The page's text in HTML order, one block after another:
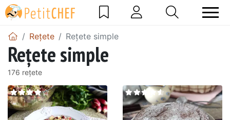
Rețete Rețete simple
Rețete simple
176 rețete